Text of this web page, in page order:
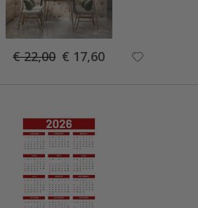
€ 22,00 Special
Price
€ 17,60